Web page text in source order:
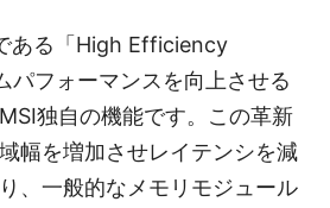
ある「High Efficiency
パフォーマンスを向上させる
独自の機能です。この革新
幅を増加させレイテンシを減
、一般的なメモリモジュール